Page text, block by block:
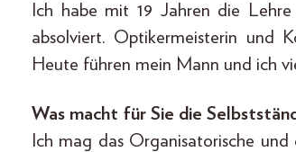
Ich habe mit 19 Jahren die
absolviert. Optikermeisterin und
Heute führen mein Mann und ich
Was macht für Sie die
Ich mag das Organisatorische